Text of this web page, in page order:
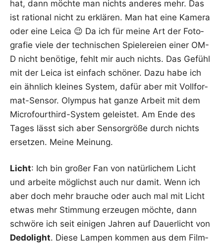
hat, dann möch­te man nichts ande­res mehr. Das
ist ratio­nal nicht zu erklä­ren. Man hat eine Kame­ra
oder eine Lei­ca 😉 Da ich für mei­ne Art der Foto­
gra­fie vie­le der tech­ni­schen Spie­le­rei­en einer OM-
D nicht benö­ti­ge, fehlt mir auch nichts. Das Gefühl
mit der Lei­ca ist ein­fach schö­ner. Dazu habe ich
ein ähn­lich klei­nes Sys­tem, dafür aber mit Voll­for­
mat-Sen­sor. Olym­pus hat gan­ze Arbeit mit dem
Micro­fourt­hird-Sys­tem geleis­tet. Am Ende des
Tages lässt sich aber Sen­sor­grö­ße durch nichts
erset­zen. Mei­ne Meinung.
Licht: Ich bin gro­ßer Fan von natür­li­chem Licht
und arbei­te mög­lichst auch nur damit. Wenn ich
aber doch mehr brau­che oder auch mal mit Licht
etwas mehr Stim­mung erzeu­gen möch­te, dann
schwö­re ich seit eini­gen Jah­ren auf Dau­er­licht von
Dedo­light. Die­se Lam­pen kom­men aus dem Film­